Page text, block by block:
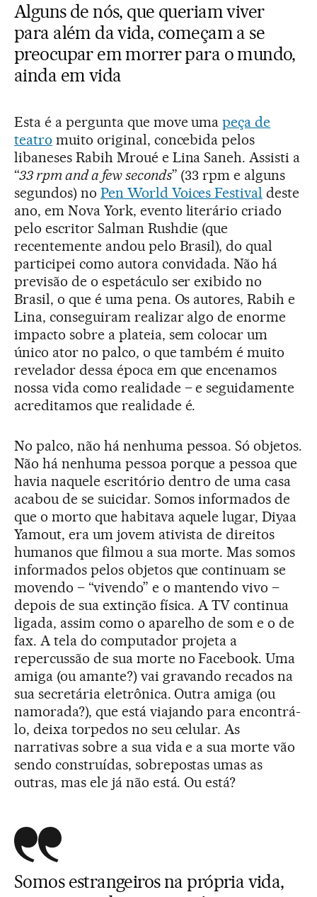
Alguns de nós, que queriam viver
para além da vida, começam a se
preocupar em morrer para o mundo,
ainda em vida
Esta é a pergunta que move umapeça de
teatro muito original, concebida pelos
libaneses Rabih Mroué e Lina Saneh. Assisti a
“33 rpm and a few seconds” (33 rpm e alguns
segundos) no Pen World Voices Festival deste
ano, em Nova York, evento literário criado
pelo escritor Salman Rushdie (que
recentemente andou pelo Brasil), do qual
participei como autora convidada. Não há
previsão de o espetáculo ser exibido no
Brasil, o que é uma pena. Os autores, Rabih e
Lina, conseguiram realizar algo de enorme
impacto sobre a plateia, sem colocar um
único ator no palco, o que também é muito
revelador dessa época em que encenamos
nossa vida como realidade – e seguidamente
acreditamos que realidade é.
No palco, não há nenhuma pessoa. Só objetos.
Não há nenhuma pessoa porque a pessoa que
havia naquele escritório dentro de uma casa
acabou de se suicidar. Somos informados de
que o morto que habitava aquele lugar, Diyaa
Yamout, era um jovem ativista de direitos
humanos que filmou a sua morte. Mas somos
informados pelos objetos que continuam se
movendo – “vivendo” e o mantendo vivo –
depois de sua extinção física. A TV continua
ligada, assim como o aparelho de som e o de
fax. A tela do computador projeta a
repercussão de sua morte no Facebook. Uma
amiga (ou amante?) vai gravando recados na
sua secretária eletrônica. Outra amiga (ou
namorada?), que está viajando para encontrá-
lo, deixa torpedos no seu celular. As
narrativas sobre a sua vida e a sua morte vão
sendo construídas, sobrepostas umas as
outras, mas ele já não está. Ou está?
Somos estrangeiros na própria vida,